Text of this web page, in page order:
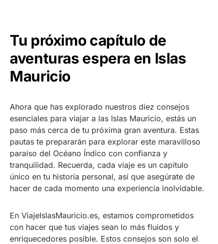
Tu próximo capítulo de
aventuras espera en Islas
Mauricio
Ahora que has explorado nuestros diez consejos
esenciales para viajar a las Islas Mauricio, estás un
paso más cerca de tu próxima gran aventura. Estas
pautas te prepararán para explorar este maravilloso
paraíso del Océano Índico con confianza y
tranquilidad. Recuerda, cada viaje es un capítulo
único en tu historia personal, así que asegúrate de
hacer de cada momento una experiencia inolvidable.
En ViajeIslasMauricio.es, estamos comprometidos
con hacer que tus viajes sean lo más fluidos y
enriquecedores posible. Estos consejos son solo el